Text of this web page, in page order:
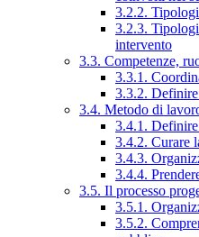
3.2.2.
3.2.3.
intervento
3.3. Competenze,
3.3.1.
3.3.2.
3.4. Metodo di
3.4.1.
3.4.2. Curare
3.4.3.
3.4.4.
3.5. Il processo
3.5.1.
3.5.2.